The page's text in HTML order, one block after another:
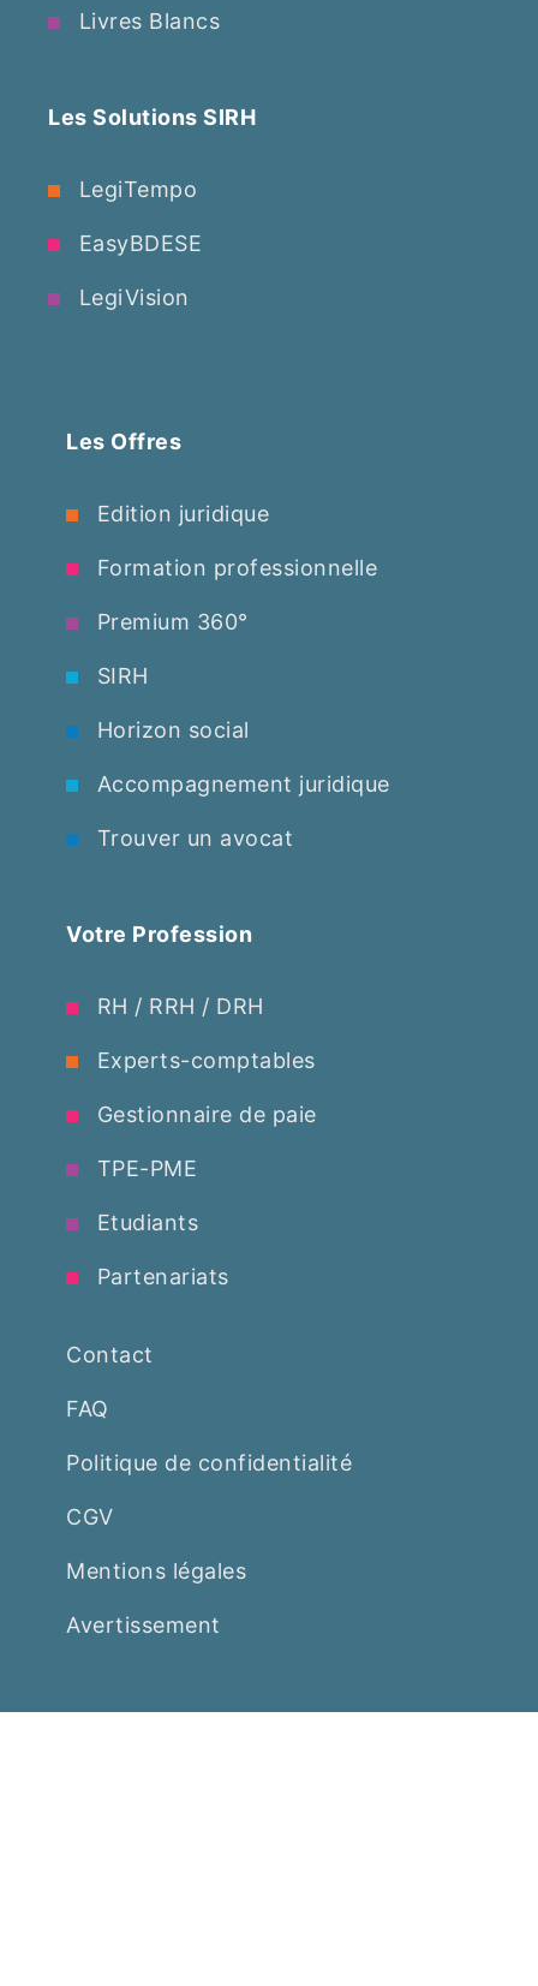
Livres Blancs
Les Solutions SIRH
LegiTempo
EasyBDESE
LegiVision
Les Offres
Edition juridique
Formation professionnelle
Premium 360°
SIRH
Horizon social
Accompagnement juridique
Trouver un avocat
Votre Profession
RH / RRH / DRH
Experts-comptables
Gestionnaire de paie
TPE-PME
Etudiants
Partenariats
Contact
FAQ
Politique de confidentialité
CGV
Mentions légales
Avertissement